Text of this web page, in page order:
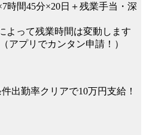
時間45分×20日＋残業手当・深
よって残業時間は変動します
アプリでカンタン申請！）
出勤率クリアで10万円支給！